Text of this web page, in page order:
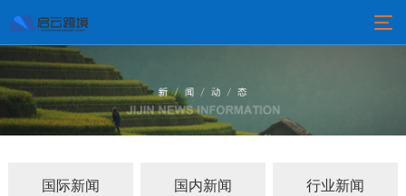
国际新闻 国内新闻 行业新闻